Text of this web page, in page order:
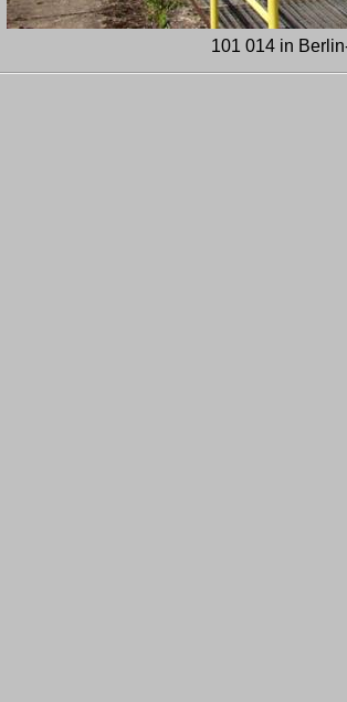
101 014 in